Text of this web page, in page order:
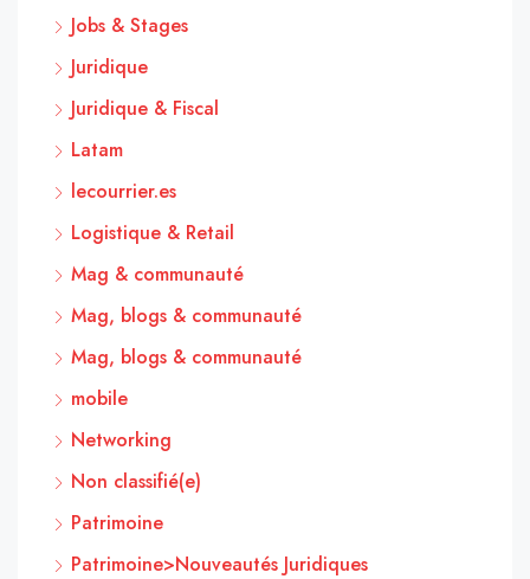
Jobs & Stages
Juridique
Juridique & Fiscal
Latam
lecourrier.es
Logistique & Retail
Mag & communauté
Mag, blogs & communauté
Mag, blogs & communauté
mobile
Networking
Non classifié(e)
Patrimoine
Patrimoine>Nouveautés Juridiques